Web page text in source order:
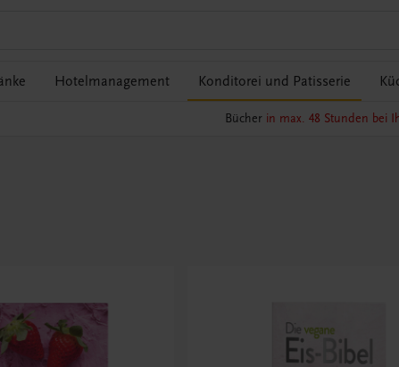
Hotelmanagement Konditorei und Patisserie
Bücher in max. 48 Stunden bei